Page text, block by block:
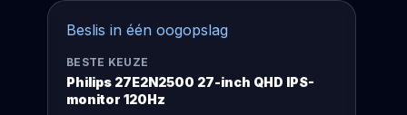
Beslis in één oogopslag
BESTE KEUZE
Philips 27E2N2500 27-inch QHD IPS-
monitor 120Hz